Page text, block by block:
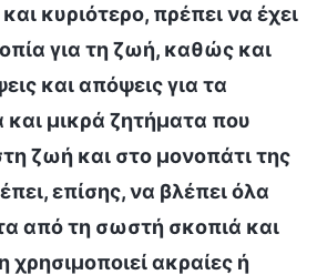
κυριότερο, πρέπει να έχει
για τη ζωή, καθώς και
και απόψεις για τα
μικρά ζητήματα που
ζωή και στο μονοπάτι της
επίσης, να βλέπει όλα
από τη σωστή σκοπιά και
χρησιμοποιεί ακραίες ή